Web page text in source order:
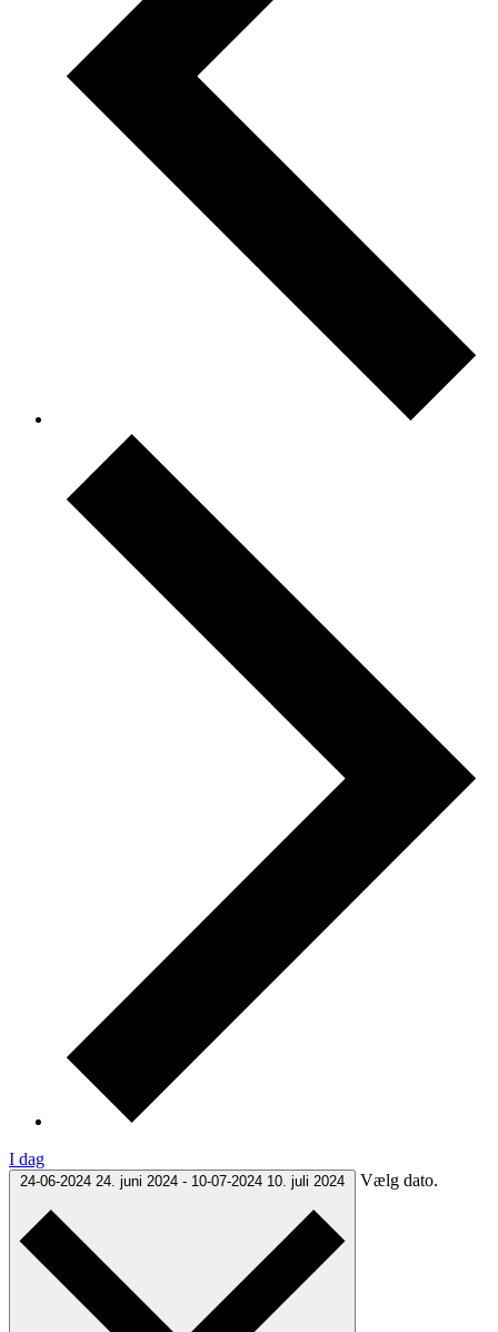
I dag
24-06-2024 24. juni 2024 - 10-07-2024 10. juli 2024 Vælg dato.